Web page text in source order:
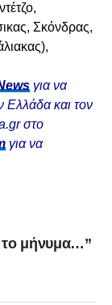
Σκόνδρας,
,
για να
Ελλάδα και τον
στο
για να
μήνυμα…”